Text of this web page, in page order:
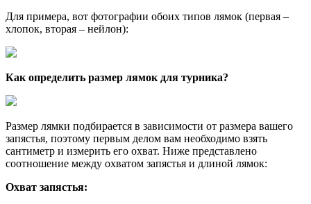
Для примера, вот фотографии обоих типов лямок (первая –
хлопок, вторая – нейлон):
Как определить размер лямок для турника?
Размер лямки подбирается в зависимости от размера вашего
запястья, поэтому первым делом вам необходимо взять
сантиметр и измерить его охват. Ниже представлено
соотношение между охватом запястья и длиной лямок:
Охват запястья: